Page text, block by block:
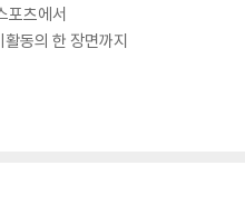
포츠에서
동의 한 장면까지